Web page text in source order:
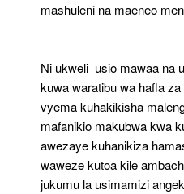
mashuleni na maeneo
Ni ukweli usio mawaa na
kuwa waratibu wa hafla
vyema kuhakikisha
mafanikio makubwa kwa
awezaye kuhanikiza
waweze kutoa kile
jukumu la usimamizi